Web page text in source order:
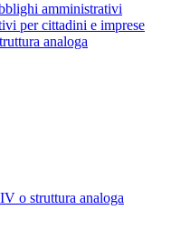
amministrativi
per cittadini e imprese
analoga
o struttura analoga